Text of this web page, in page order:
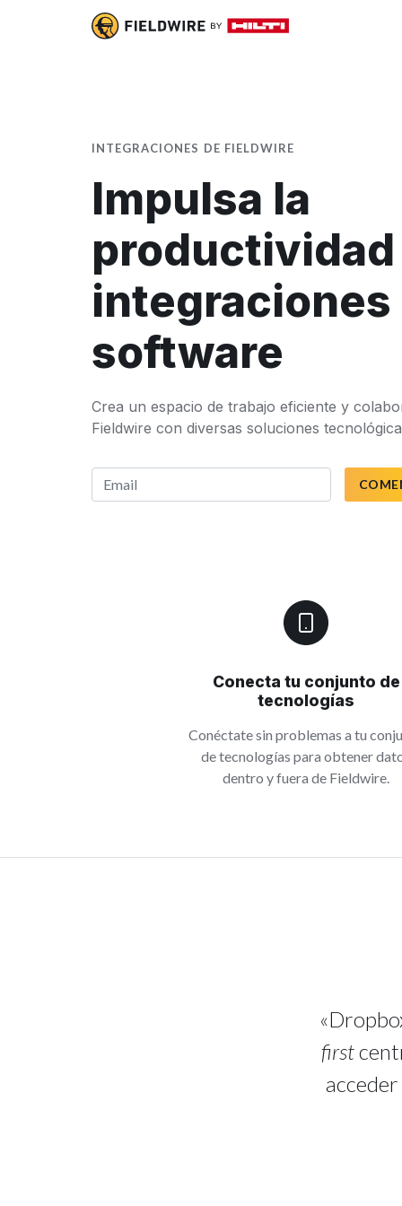
INTEGRACIONES DE FIELDWIRE
Impulsa la
integraciones
software
Crea un espacio de trabajo eficiente y
Fieldwire con diversas soluciones
Conecta tu conjunto de
tecnologías
Conéctate sin problemas a tu
de tecnologías para obtener
dentro y fuera de Fieldwire.
first